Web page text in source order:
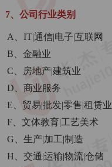
7、公司行业类别
A、IT|通信|电子|互联网
B、金融业
C、房地产|建筑业
D、商业服务
E、贸易|批发|零售|租赁业
F、文体教育|工艺美术
G、生产|加工|制造
H、交通|运输|物流|仓储